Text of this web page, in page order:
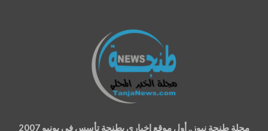
مجلة طنجة نيوز.. أول موقع إخباري بطنجة تأسس في يونيو 2007